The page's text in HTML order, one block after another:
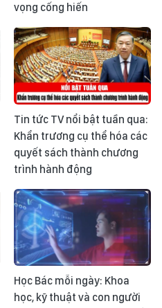
vọng cống hiến
Tin tức TV nổi bật tuần qua:
Khẩn trương cụ thể hóa các
quyết sách thành chương
trình hành động
Học Bác mỗi ngày: Khoa
học, kỹ thuật và con người